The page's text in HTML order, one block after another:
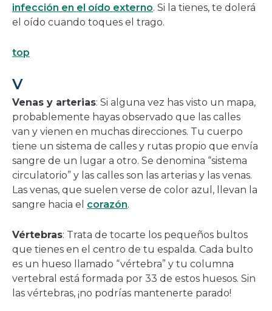
infección en el oído externo. Si la tienes, te dolerá
el oído cuando toques el trago.
top
V
Venas y arterias: Si alguna vez has visto un mapa,
probablemente hayas observado que las calles
van y vienen en muchas direcciones. Tu cuerpo
tiene un sistema de calles y rutas propio que envía
sangre de un lugar a otro. Se denomina “sistema
circulatorio” y las calles son las arterias y las venas.
Las venas, que suelen verse de color azul, llevan la
sangre hacia el corazón.
Vértebras: Trata de tocarte los pequeños bultos
que tienes en el centro de tu espalda. Cada bulto
es un hueso llamado “vértebra” y tu columna
vertebral está formada por 33 de estos huesos. Sin
las vértebras, ¡no podrías mantenerte parado!